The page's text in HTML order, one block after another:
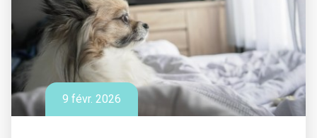
9 févr. 2026